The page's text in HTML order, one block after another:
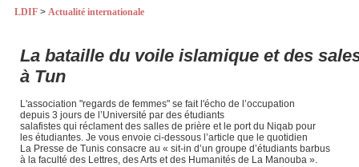
LDIF > Actualité internationale
La bataille du voile islamique et des
à Tun
L'association "regards de femmes" se fait l'écho de l’occupation
depuis 3 jours de l’Université par des étudiants
salafistes qui réclament des salles de prière et le port du Niqab pour
les étudiantes. Je vous envoie ci-dessous l’article que le quotidien
La Presse de Tunis consacre au « sit-in d’un groupe d’étudiants barbus
à la faculté des Lettres, des Arts et des Humanités de La Manouba ».